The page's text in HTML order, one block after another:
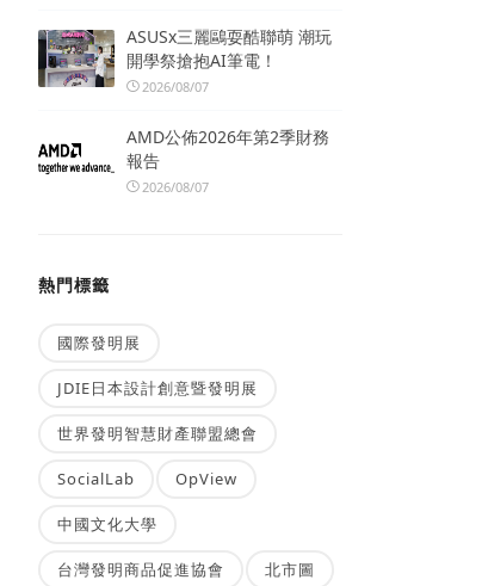
ASUSx三麗鷗耍酷聯萌 潮玩
開學祭搶抱AI筆電！
2026/08/07
AMD公佈2026年第2季財務
報告
2026/08/07
熱門標籤
國際發明展
JDIE日本設計創意暨發明展
世界發明智慧財產聯盟總會
SocialLab OpView
中國文化大學
台灣發明商品促進協會 北市圖